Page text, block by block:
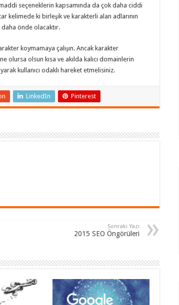
seçeneklerin kapsamında da çok daha ciddi
kelimede ki birleşik ve karakterli alan adlarının
önde olacaktır.
koymamaya çalışın. Ancak karakter
olursa olsun kısa ve akılda kalıcı domainlerin
kullanıcı odaklı hareket etmelisiniz.
LinkedIn Pinterest
Sonraki Yazı
2015 SEO Öngörüleri